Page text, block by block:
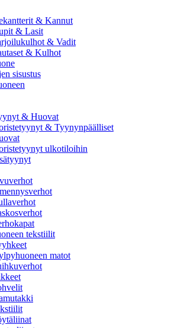
& Kannut
& Lasit
& Vadit
& Kulhot
sisustus
& Huovat
& Tyynynpäälliset
ulkotiloihin
tekstiilit
matot